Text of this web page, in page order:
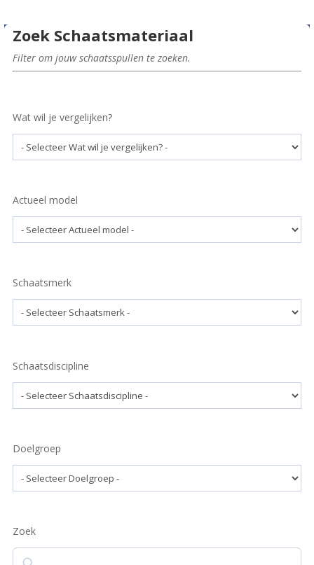
Zoek Schaatsmateriaal
Filter om jouw schaatsspullen te zoeken.
Wat wil je vergelijken?
Actueel model
Schaatsmerk
Schaatsdiscipline
Doelgroep
Zoek
Zoek